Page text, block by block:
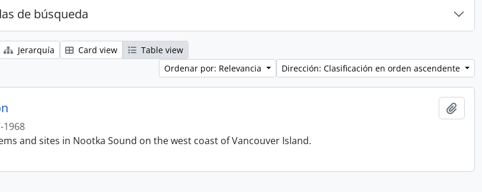
de búsqueda
Jerarquía Card view
Table view
Ordenar por: Relevancia
Dirección: Clasificación en orden ascendente
1968
and sites in Nootka Sound on the west coast of Vancouver Island.